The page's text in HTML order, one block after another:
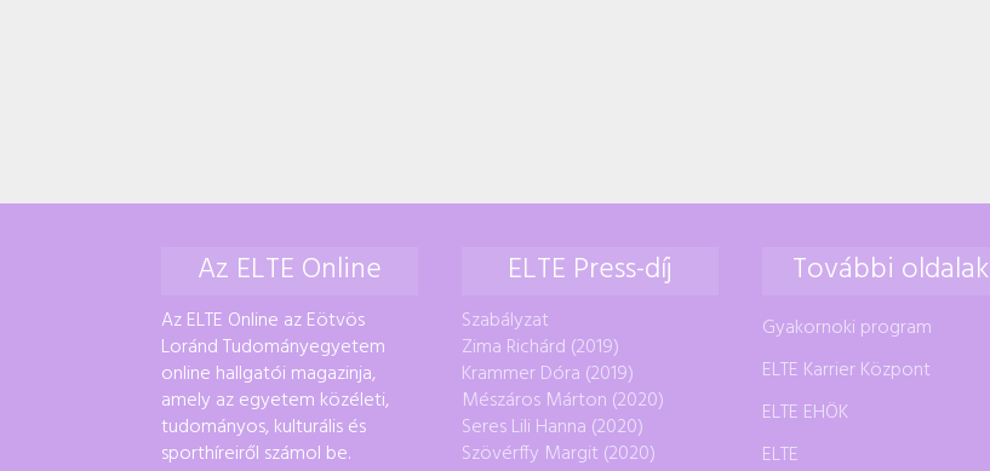
Az ELTE Online
Az ELTE Online az Eötvös
Loránd Tudományegyetem
online hallgatói magazinja,
amely az egyetem közéleti,
tudományos, kulturális és
sporthíreiről számol be.
ELTE Press-díj
Szabályzat
Zima Richárd (2019)
Krammer Dóra (2019)
Mészáros Márton (2020)
Seres Lili Hanna (2020)
Szövérffy Margit (2020)
További oldalak
Gyakornoki program
ELTE Karrier Központ
ELTE EHÖK
ELTE